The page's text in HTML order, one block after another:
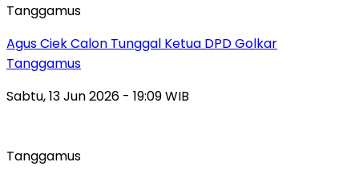
Tanggamus
Agus Ciek Calon Tunggal Ketua DPD Golkar
Tanggamus
Sabtu, 13 Jun 2026 - 19:09 WIB
Tanggamus